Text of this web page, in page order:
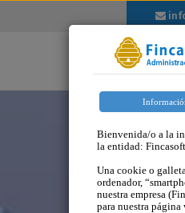
Bienvenida/o a la
la entidad:
Una cookie o
ordenador,
nuestra empresa
para nuestra página